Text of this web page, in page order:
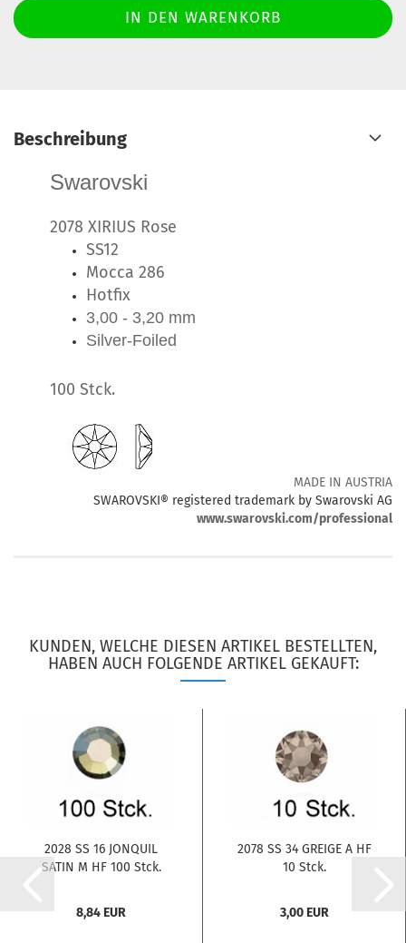
Beschreibung
Swarovski
2078 XIRIUS Rose
SS12
Mocca 286
Hotfix
3,00 - 3,20 mm
Silver-Foiled
100 Stck.
MADE IN AUSTRIA
SWAROVSKI® registered trademark by Swarovski AG
www.swarovski.com/professional
KUNDEN, WELCHE DIESEN ARTIKEL BESTELLTEN,
HABEN AUCH FOLGENDE ARTIKEL GEKAUFT:
2028 SS 16 JONQUIL
SATIN M HF 100 Stck.
8,84 EUR
2078 SS 34 GREIGE A HF
10 Stck.
3,00 EUR